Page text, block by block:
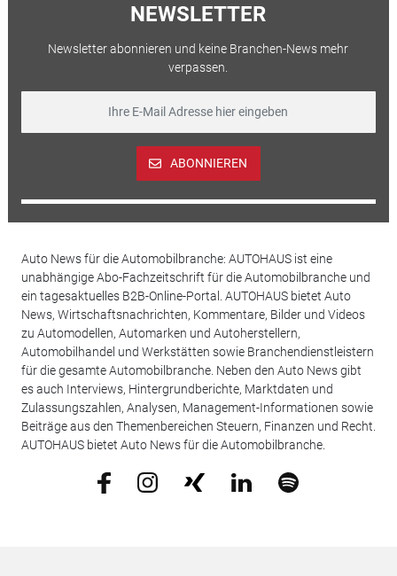
NEWSLETTER
Newsletter abonnieren und keine Branchen-News mehr
verpassen.
ABONNIEREN
Auto News für die Automobilbranche: AUTOHAUS ist eine
unabhängige Abo-Fachzeitschrift für die Automobilbranche und
ein tagesaktuelles B2B-Online-Portal. AUTOHAUS bietet Auto
News, Wirtschaftsnachrichten, Kommentare, Bilder und Videos
zu Automodellen, Automarken und Autoherstellern,
Automobilhandel und Werkstätten sowie Branchendienstleistern
für die gesamte Automobilbranche. Neben den Auto News gibt
es auch Interviews, Hintergrundberichte, Marktdaten und
Zulassungszahlen, Analysen, Management-Informationen sowie
Beiträge aus den Themenbereichen Steuern, Finanzen und Recht.
AUTOHAUS bietet Auto News für die Automobilbranche.